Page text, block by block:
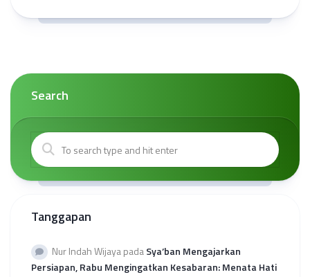
Search
Tanggapan
Nur Indah WijayapadaSya’ban Mengajarkan
Persiapan, Rabu Mengingatkan Kesabaran: Menata Hati